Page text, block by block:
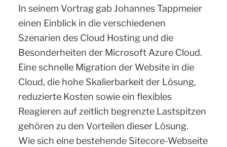
In seinem Vortrag gab Johannes Tappmeier
einen Einblick in die verschiedenen
Szenarien des Cloud Hosting und die
Besonderheiten der Microsoft Azure Cloud.
Eine schnelle Migration der Website in die
Cloud, die hohe Skalierbarkeit der Lösung,
reduzierte Kosten sowie ein flexibles
Reagieren auf zeitlich begrenzte Lastspitzen
gehören zu den Vorteilen dieser Lösung.
Wie sich eine bestehende Sitecore-Webseite